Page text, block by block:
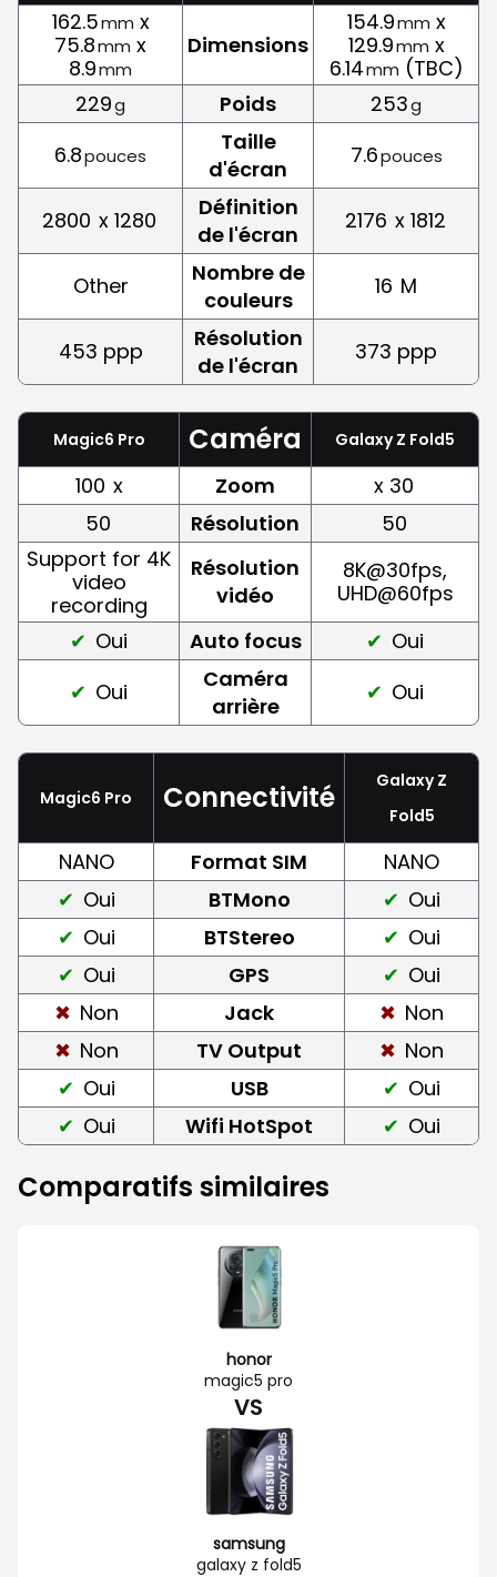
162.5mm x
75.8mm x
8.9mm
Dimensions
154.9mm x
129.9mm x
6.14mm (TBC)
229g Poids 253g
6.8pouces
Taille
d'écran
7.6pouces
2800 x 1280
Définition
de l'écran
2176 x 1812
Other
Nombre de
couleurs
16 M
453 ppp
Résolution
de l'écran
373 ppp
Magic6 Pro Caméra Galaxy Z Fold5
100 x Zoom
x 30
50
Résolution
50
Support for 4K
video
recording
Résolution
vidéo
8K@30fps,
UHD@60fps
Oui
Auto focus
Oui
Oui
Caméra
arrière
Oui
Magic6 Pro Connectivité
Galaxy Z
Fold5
NANO Format SIM
NANO
Oui
BTMono
Oui
Oui
BTStereo
Oui
Oui
GPS
Oui
Non
Jack
Non
Non
TV Output
Non
Oui
USB
Oui
Oui
Wifi HotSpot Oui
Comparatifs similaires
honor
magic5 pro
VS
samsung
galaxy z fold5